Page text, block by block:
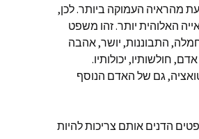
מהראיה העמוקה ביותר. לכן,
האלוהית יותר. זהו משפט
התבוננות, יושר, אהבה
חולשותיו, יכולותיו.
גם של האדם הנוסף
הדנים אותם צריכות להיות